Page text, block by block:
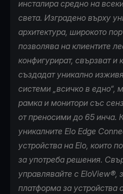
инсталира средно на
света. Изградено върху
архитектура, широкото
позволява на клиентите
конфигурират, свързват и
създадат уникално
системи „всичко в едно“,
рамка и монитори със
от преносими до 65 инча.
уникалните Elo Edge
устройства на Elo, които
за употреба решения.
управлявайте с EloView®,
платформа за устройства